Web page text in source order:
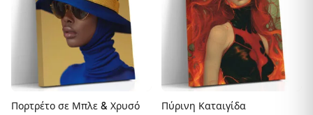
Πορτρέτο σε Μπλε & Χρυσό Πύρινη Καταιγίδα